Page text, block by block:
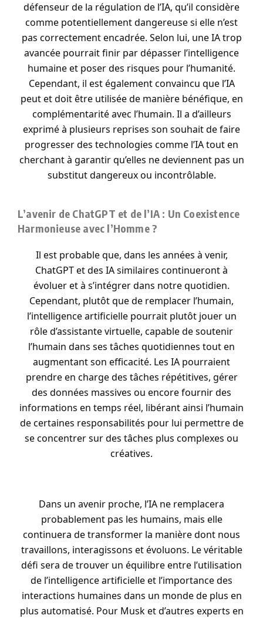
défenseur de la régulation de l’IA, qu’il considère
comme potentiellement dangereuse si elle n’est
pas correctement encadrée. Selon lui, une IA trop
avancée pourrait finir par dépasser l’intelligence
humaine et poser des risques pour l’humanité.
Cependant, il est également convaincu que l’IA
peut et doit être utilisée de manière bénéfique, en
complémentarité avec l’humain. Il a d’ailleurs
exprimé à plusieurs reprises son souhait de faire
progresser des technologies comme l’IA tout en
cherchant à garantir qu’elles ne deviennent pas un
substitut dangereux ou incontrôlable.
L’avenir de ChatGPT et de l’IA : Un Coexistence
Harmonieuse avec l’Homme ?
Il est probable que, dans les années à venir,
ChatGPT et des IA similaires continueront à
évoluer et à s’intégrer dans notre quotidien.
Cependant, plutôt que de remplacer l’humain,
l’intelligence artificielle pourrait plutôt jouer un
rôle d’assistante virtuelle, capable de soutenir
l’humain dans ses tâches quotidiennes tout en
augmentant son efficacité. Les IA pourraient
prendre en charge des tâches répétitives, gérer
des données massives ou encore fournir des
informations en temps réel, libérant ainsi l’humain
de certaines responsabilités pour lui permettre de
se concentrer sur des tâches plus complexes ou
créatives.
Dans un avenir proche, l’IA ne remplacera
probablement pas les humains, mais elle
continuera de transformer la manière dont nous
travaillons, interagissons et évoluons. Le véritable
défi sera de trouver un équilibre entre l’utilisation
de l’intelligence artificielle et l’importance des
interactions humaines dans un monde de plus en
plus automatisé. Pour Musk et d’autres experts en